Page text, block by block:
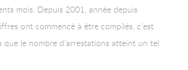
mois. Depuis 2001, année depuis
ont commencé à être compilés, c’est
que le nombre d’arrestations atteint un tel